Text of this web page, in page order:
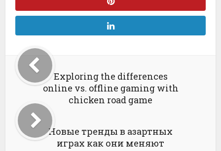
Exploring the differences
online vs. offline gaming with
chicken road game
Новые тренды в азартных
играх как они меняют